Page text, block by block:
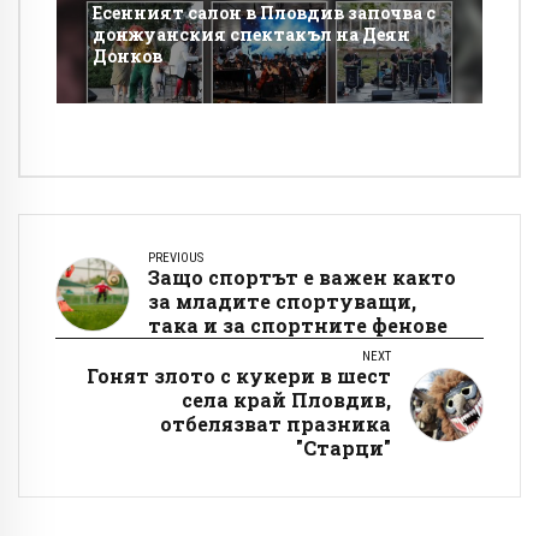
Есенният салон в Пловдив започва с
донжуанския спектакъл на Деян
Донков
PREVIOUS
Защо спортът е важен както
за младите спортуващи,
така и за спортните фенове
NEXT
Гонят злото с кукери в шест
села край Пловдив,
отбелязват празника
"Старци"